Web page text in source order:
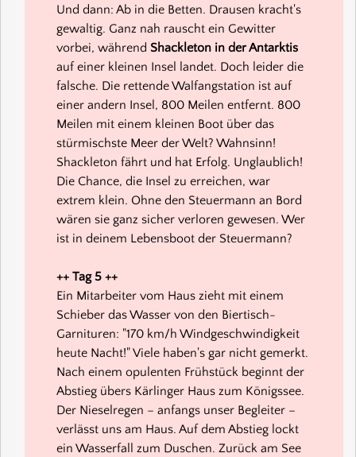
Und dann: Ab in die Betten. Drausen kracht's
gewaltig. Ganz nah rauscht ein Gewitter
vorbei, während Shackleton in der Antarktis
auf einer kleinen Insel landet. Doch leider die
falsche. Die rettende Walfangstation ist auf
einer andern Insel, 800 Meilen entfernt. 800
Meilen mit einem kleinen Boot über das
stürmischste Meer der Welt? Wahnsinn!
Shackleton fährt und hat Erfolg. Unglaublich!
Die Chance, die Insel zu erreichen, war
extrem klein. Ohne den Steuermann an Bord
wären sie ganz sicher verloren gewesen. Wer
ist in deinem Lebensboot der Steuermann?
++ Tag 5 ++
Ein Mitarbeiter vom Haus zieht mit einem
Schieber das Wasser von den Biertisch-
Garnituren: "170 km/h Windgeschwindigkeit
heute Nacht!" Viele haben's gar nicht gemerkt.
Nach einem opulenten Frühstück beginnt der
Abstieg übers Kärlinger Haus zum Königssee.
Der Nieselregen – anfangs unser Begleiter –
verlässt uns am Haus. Auf dem Abstieg lockt
ein Wasserfall zum Duschen. Zurück am See